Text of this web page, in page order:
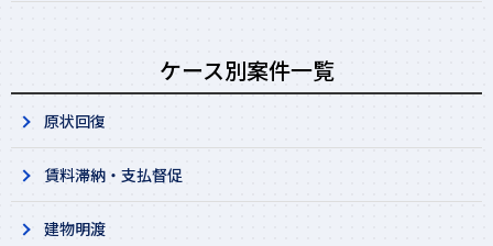
ケース別案件一覧
原状回復
賃料滞納・支払督促
建物明渡